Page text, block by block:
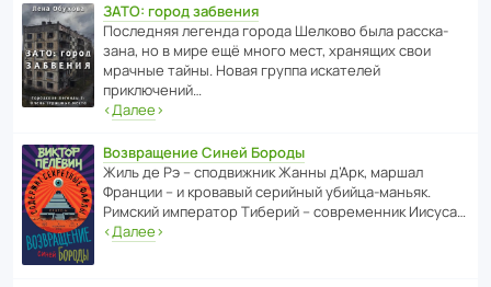
ЗАТО: город забвения
После­дняя легенда города Шелково была расска­
зана, но в мире ещё много мест, хранящих свои
мрачные тайны. Новая группа иска­телей
приключений…
‹Далее›
Возвращение Синей Бороды
Жиль де Рэ – спод­ви­жник Жанны д’Арк, маршал
Франции – и кровавый серийный убийца-маньяк.
Римский импе­ратор Тиберий – совре­менник Иисуса…
‹Далее›